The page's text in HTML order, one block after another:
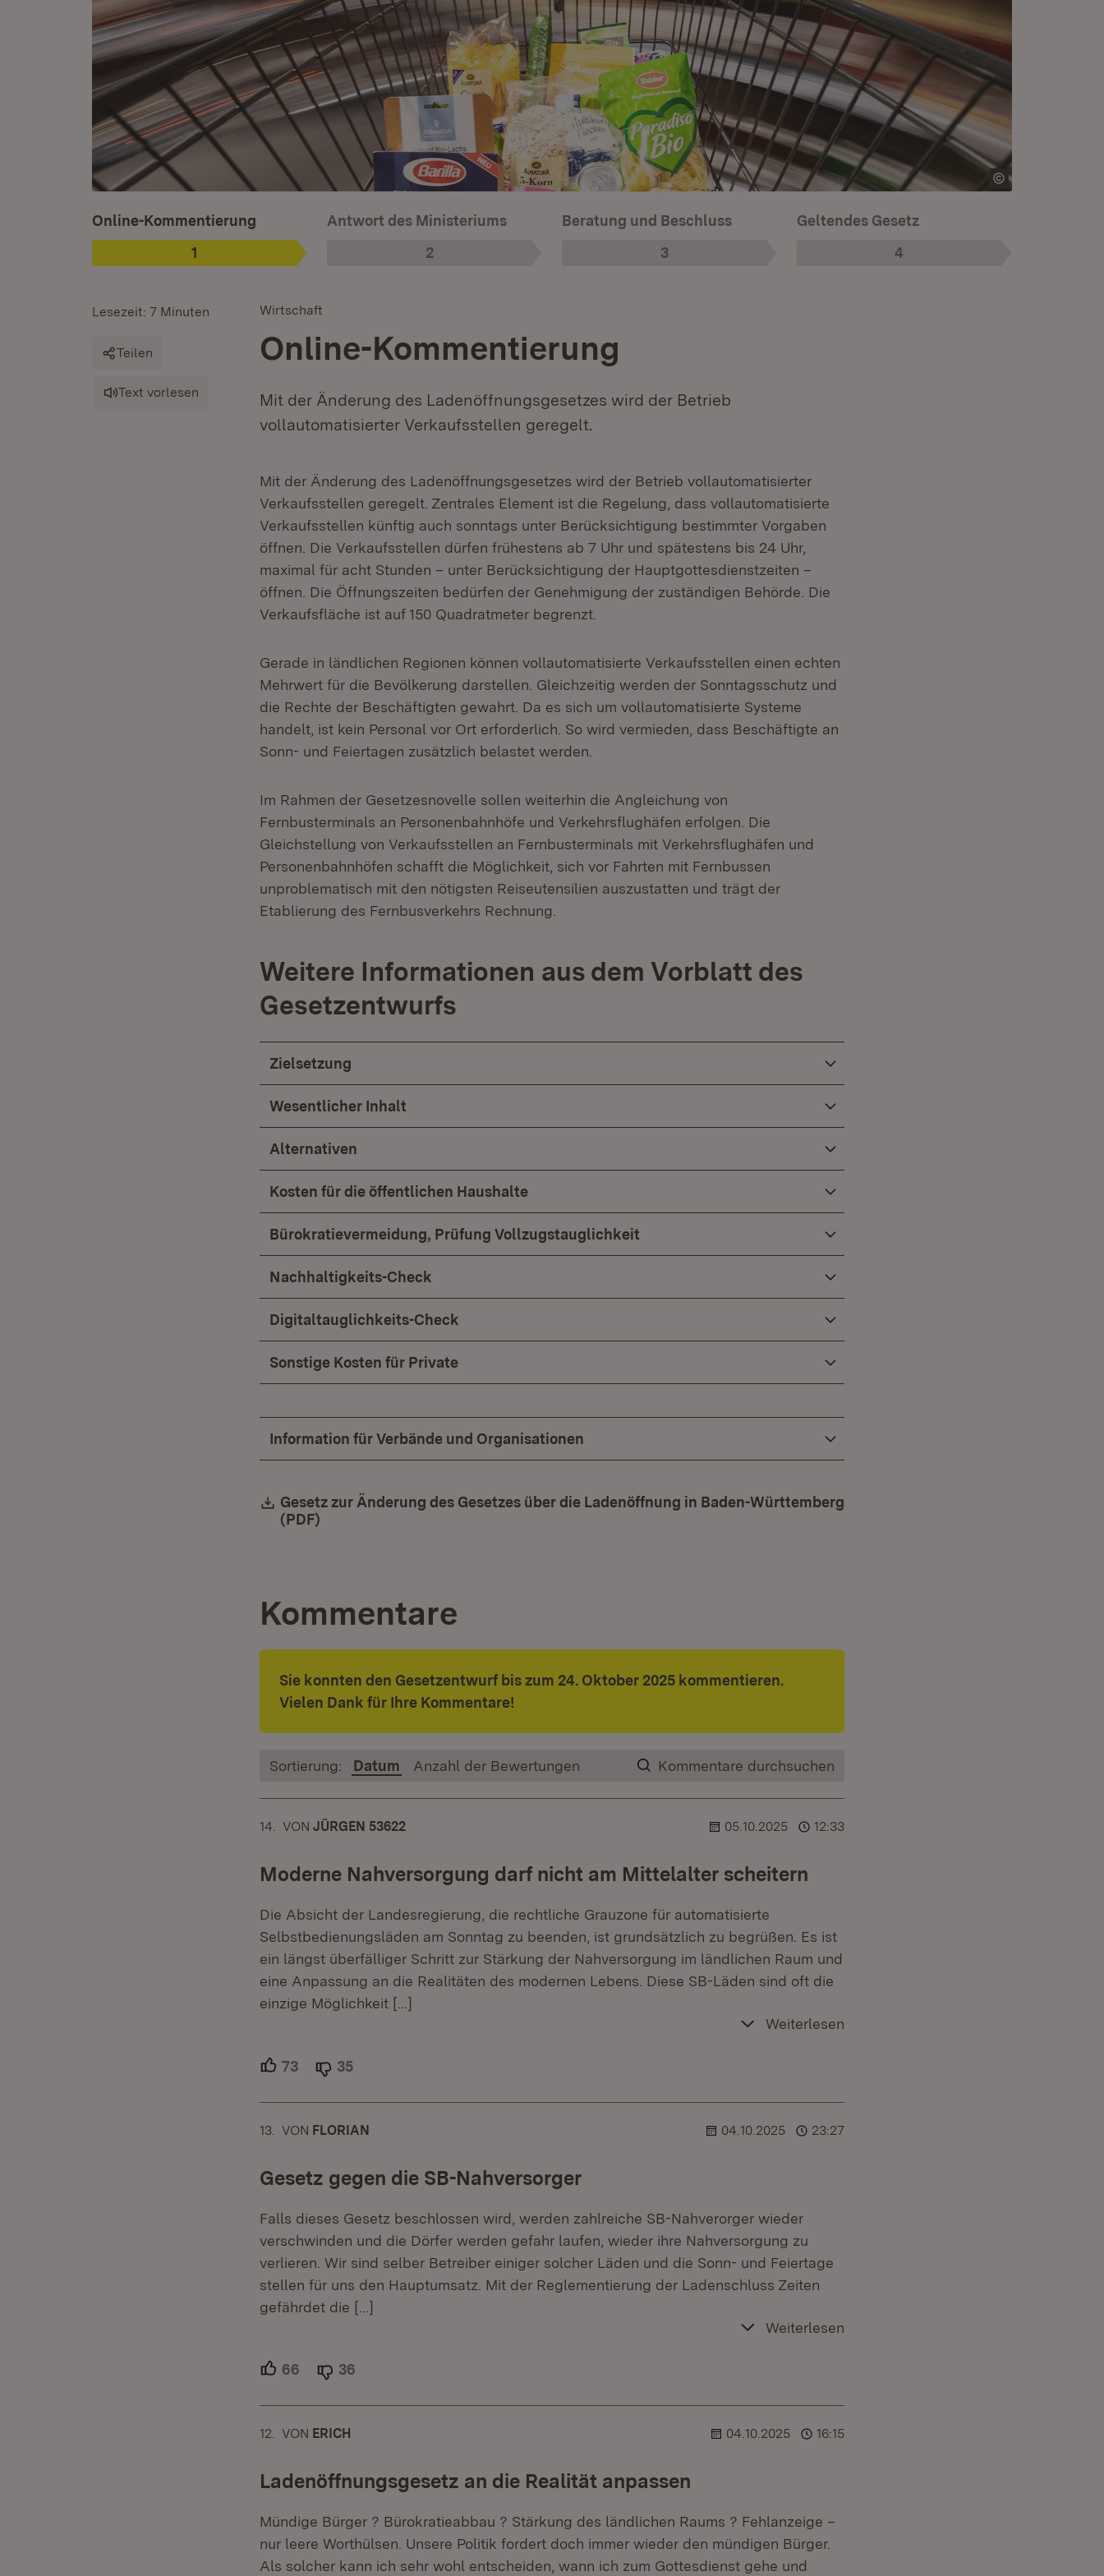
Phase
1
:
Ist ausgewählt. Ist die aktuelle Phase.
Online-Kommentierung
2
Antwort des Ministeriums
3
Beratung und Beschluss
4
Geltendes Gesetz
Wirtschaft
Online-Kommentierung
Mit der Änderung des Ladenöffnungsgesetzes wird der Betrieb
vollautomatisierter Verkaufsstellen geregelt.
Lesezeit: 7 Minuten
Teilen
Text vorlesen
Mit der Änderung des Ladenöffnungsgesetzes wird der Betrieb vollautomatisierter
Verkaufsstellen geregelt. Zentrales Element ist die Regelung, dass vollautomatisierte
Verkaufsstellen künftig auch sonntags unter Berücksichtigung bestimmter Vorgaben
öffnen. Die Verkaufsstellen dürfen frühestens ab 7 Uhr und spätestens bis 24 Uhr,
maximal für acht Stunden – unter Berücksichtigung der Hauptgottesdienstzeiten –
öffnen. Die Öffnungszeiten bedürfen der Genehmigung der zuständigen Behörde. Die
Verkaufsfläche ist auf 150 Quadratmeter begrenzt.
Gerade in ländlichen Regionen können vollautomatisierte Verkaufsstellen einen echten
Mehrwert für die Bevölkerung darstellen. Gleichzeitig werden der Sonntagsschutz und
die Rechte der Beschäftigten gewahrt. Da es sich um vollautomatisierte Systeme
handelt, ist kein Personal vor Ort erforderlich. So wird vermieden, dass Beschäftigte an
Sonn- und Feiertagen zusätzlich belastet werden.
Im Rahmen der Gesetzesnovelle sollen weiterhin die Angleichung von
Fernbusterminals an Personenbahnhöfe und Verkehrsflughäfen erfolgen. Die
Gleichstellung von Verkaufsstellen an Fernbusterminals mit Verkehrsflughäfen und
Personenbahnhöfen schafft die Möglichkeit, sich vor Fahrten mit Fernbussen
unproblematisch mit den nötigsten Reiseutensilien auszustatten und trägt der
Etablierung des Fernbusverkehrs Rechnung.
Weitere Informationen aus dem Vorblatt des
Gesetzentwurfs
Zielsetzung
Wesentlicher Inhalt
Alternativen
Kosten für die öffentlichen Haushalte
Bürokratievermeidung, Prüfung Vollzugstauglichkeit
Nachhaltigkeits-Check
Digitaltauglichkeits-Check
Sonstige Kosten für Private
Information für Verbände und Organisationen
Download:
Gesetz zur Änderung des Gesetzes über die Ladenöffnung in Baden-Württemberg
(PDF)
Kommentare
Sie konnten den Gesetzentwurf bis zum 24. Oktober 2025 kommentieren.
Vielen Dank für Ihre Kommentare!
Kommentare durchsuchen
Sortierung: Datum Anzahl der Bewertungen
14. KOMMENTAR
VON :JÜRGEN 53622 05.10.2025 12:33
Moderne Nahversorgung darf nicht am Mittelalter scheitern
​Die Absicht der Landesregierung, die rechtliche Grauzone für automatisierte
Selbstbedienungsläden am Sonntag zu beenden, ist grundsätzlich zu begrüßen. Es ist
ein längst überfälliger Schritt zur Stärkung der Nahversorgung im ländlichen Raum und
eine Anpassung an die Realitäten des modernen Lebens. Diese SB-Läden sind oft die
einzige Möglichkeit […]
Weiterlesen
73 Unterstützer.
35
13. KOMMENTAR
VON :FLORIAN 04.10.2025 23:27
Gesetz gegen die SB-Nahversorger
Falls dieses Gesetz beschlossen wird, werden zahlreiche SB-Nahverorger wieder
verschwinden und die Dörfer werden gefahr laufen, wieder ihre Nahversorgung zu
verlieren. Wir sind selber Betreiber einiger solcher Läden und die Sonn- und Feiertage
stellen für uns den Hauptumsatz. Mit der Reglementierung der Ladenschluss Zeiten
gefährdet die […]
Weiterlesen
66 Unterstützer.
36
12. KOMMENTAR
VON :ERICH 04.10.2025 16:15
Ladenöffnungsgesetz an die Realität anpassen
Mündige Bürger ? Bürokratieabbau ? Stärkung des ländlichen Raums ? Fehlanzeige –
nur leere Worthülsen. Unsere Politik fordert doch immer wieder den mündigen Bürger.
Als solcher kann ich sehr wohl entscheiden, wann ich zum Gottesdienst gehe und